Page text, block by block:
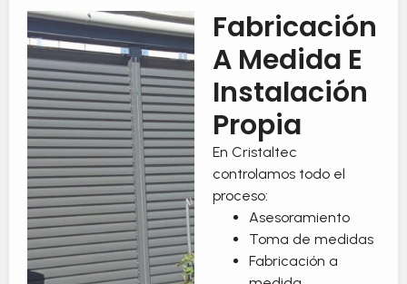
Fabricación
A Medida E
Instalación
Propia
En Cristaltec
controlamos todo el
proceso:
Asesoramiento
Toma de medidas
Fabricación a